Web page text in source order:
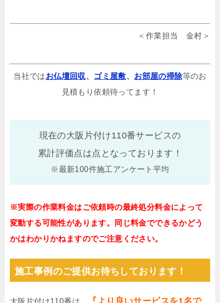
＜作業担当 金村＞
当社ではお仏壇回収、 ゴミ屋敷、 お部屋の掃除等のお
見積もり依頼待ってます！
現在の大阪片付け110番サービスの
累計評価点は点となっております！
※最新100件施工アンケート平均
※実際の作業料金はご依頼時の最終処分料金によって
変動する可能性があります。同じ料金でできるかどう
かはわかりかねますのでご注意ください。
施工事例のご提供お待ちしております！
大阪片付け110番は、
『より良いサービスを1名で